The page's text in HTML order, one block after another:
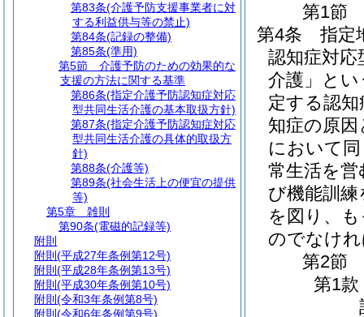
第1節
第4条
指定
認知症対応
介護」とい
定する認
知症の原
において
常生活を
び機能訓
を図り、
のでなけ
第2節
第1款
第83条(介護予防支援事業者に対
する利益供与等の禁止)
第84条(記録の整備)
第85条(準用)
第5節
介護予防のための効果的な
支援の方法に関する基準
第86条(指定介護予防認知症対応
型共同生活介護の基本取扱方針)
第87条(指定介護予防認知症対応
型共同生活介護の具体的取扱方
針)
第88条(介護等)
第89条(社会生活上の便宜の提供
等)
第5章
雑則
第90条(電磁的記録等)
附則
附則 (平成27年条例第12号)
附則 (平成28年条例第13号)
附則 (平成30年条例第10号)
附則 (令和3年条例第8号)
附則 (令和6年条例第9号)